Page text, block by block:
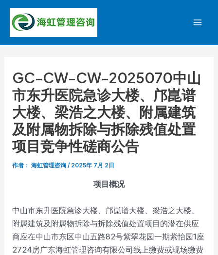
容
GC-CW-CW-2025070中山
市东升医院急诊大楼、邝崑谱
大楼、梁浩之大楼、附属建筑
及附属物拆除与拆除残值处置
项目竞争性磋商公告
作者： 海虹管理咨询/ 2025年 7月 2日
项目概况
中山市东升医院急诊大楼、邝崑谱大楼、梁浩之大楼、
附属建筑及附属物拆除与拆除残值处置项目的潜在供应
商应在中山市东区中山五路82号紫翠花园一期紫怡园1座
2724房广东海虹管理咨询有限公司线上缴费或现场缴费